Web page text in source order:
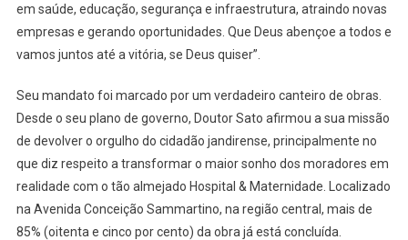
em saúde, educação, segurança e infraestrutura, atraindo novas
empresas e gerando oportunidades. Que Deus abençoe a todos e
vamos juntos até a vitória, se Deus quiser”.
Seu mandato foi marcado por um verdadeiro canteiro de obras.
Desde o seu plano de governo, Doutor Sato afirmou a sua missão
de devolver o orgulho do cidadão jandirense, principalmente no
que diz respeito a transformar o maior sonho dos moradores em
realidade com o tão almejado Hospital & Maternidade. Localizado
na Avenida Conceição Sammartino, na região central, mais de
85% (oitenta e cinco por cento) da obra já está concluída.